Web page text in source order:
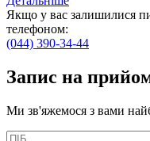
Якщо у вас залишилися
телефоном:
(044) 390-34-44
Запис на
Ми зв'яжемося з вами